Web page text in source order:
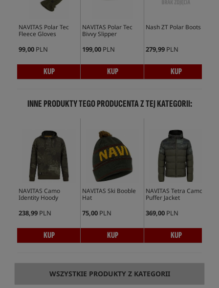
NAVITAS Polar Tec
Fleece Gloves
99,00 PLN
KUP
NAVITAS Polar Tec
Bivvy Slipper
199,00 PLN
KUP
Nash ZT Polar Boots
279,99 PLN
KUP
INNE PRODUKTY TEGO PRODUCENTA Z TEJ KATEGORII:
NAVITAS Camo
Identity Hoody
238,99 PLN
KUP
NAVITAS Ski Booble
Hat
75,00 PLN
KUP
NAVITAS Tetra Camo
Puffer Jacket
369,00 PLN
KUP
WSZYSTKIE PRODUKTY Z KATEGORII